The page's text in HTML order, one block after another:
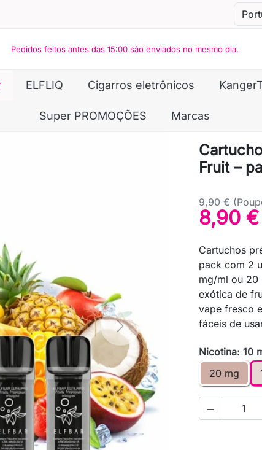
Pedidos feitos antes das 15:00 são enviados no mesmo dia.
ELFLIQ Cigarros eletrônicos
Super PROMOÇÕES Marcas
Next
Fruit –
9,90 €
8,90 €
Cartuchos
pack com 2
mg/ml ou 20
exótica de
vape fresco
fáceis de
Nicotina: 10
20 mg
